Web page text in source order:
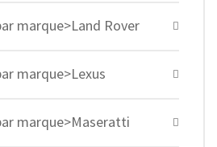
marque>Land Rover
marque>Lexus
marque>Maseratti